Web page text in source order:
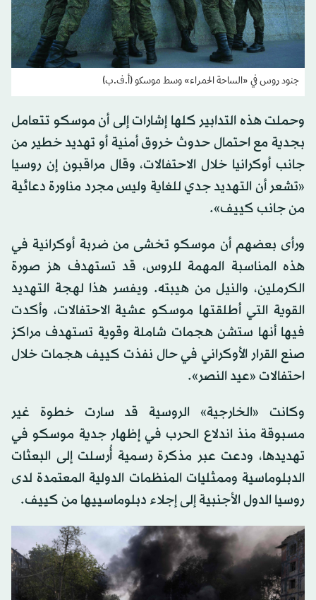
جنود روس في «الساحة الحمراء» وسط موسكو (أ.ف.ب)
وحملت هذه التدابير كلها إشارات إلى أن موسكو تتعامل
بجدية مع احتمال حدوث خروق أمنية أو تهديد خطير من
جانب أوكرانيا خلال الاحتفالات، وقال مراقبون إن روسيا
«تشعر أن التهديد جدي للغاية وليس مجرد مناورة دعائية
من جانب كييف».
ورأى بعضهم أن موسكو تخشى من ضربة أوكرانية في
هذه المناسبة المهمة للروس، قد تستهدف هز صورة
الكرملين، والنيل من هيبته. ويفسر هذا لهجة التهديد
القوية التي أطلقتها موسكو عشية الاحتفالات، وأكدت
فيها أنها ستشن هجمات شاملة وقوية تستهدف مراكز
صنع القرار الأوكراني في حال نفذت كييف هجمات خلال
احتفالات «عيد النصر».
وكانت «الخارجية» الروسية قد سارت خطوة غير
مسبوقة منذ اندلاع الحرب في إظهار جدية موسكو في
تهديدها، ودعت عبر مذكرة رسمية أُرسلت إلى البعثات
الدبلوماسية وممثليات المنظمات الدولية المعتمدة لدى
روسيا الدول الأجنبية إلى إجلاء دبلوماسييها من كييف.